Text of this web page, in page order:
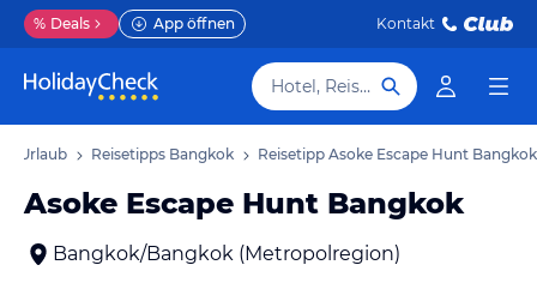
% Deals App öffnen Kontakt
Hotel, Reiseziel
Urlaub Reisetipps Bangkok Reisetipp Asoke Escape Hunt Bangkok
Asoke Escape Hunt Bangkok
Bangkok/Bangkok (Metropolregion)